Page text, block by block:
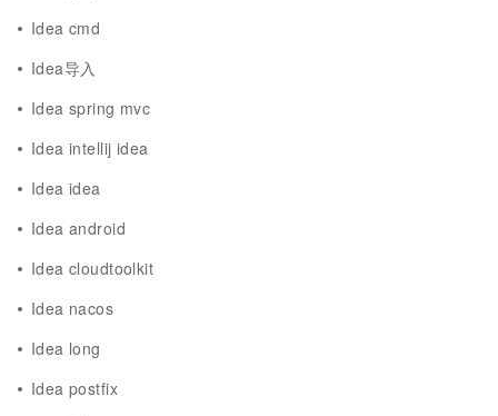
Idea cmd
Idea导入
Idea spring mvc
Idea intellij idea
Idea idea
Idea android
Idea cloudtoolkit
Idea nacos
Idea long
Idea postfix